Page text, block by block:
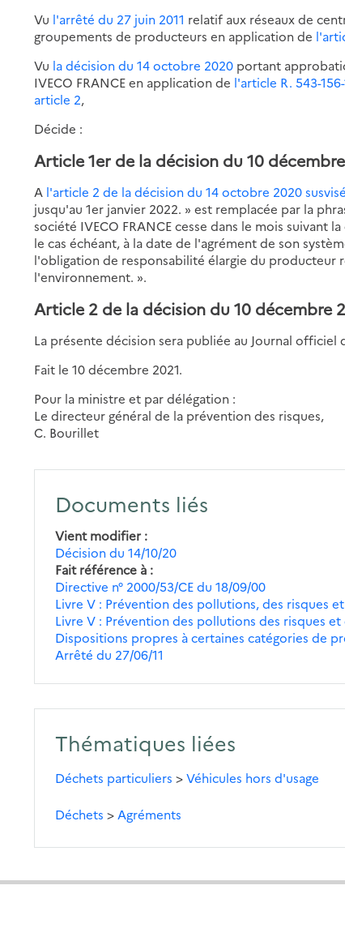
Vu l'arrêté du 27 juin 2011 relatif aux réseaux de
groupements de producteurs en application de
Vu la décision du 14 octobre 2020 portant
IVECO FRANCE en application de l'article R. 543-
article 2,
Décide :
Article 1er de la décision du 10
A l'article 2 de la décision du 14 octobre 2020
jusqu'au 1er janvier 2022. » est remplacée par la
société IVECO FRANCE cesse dans le mois suivant
le cas échéant, à la date de l'agrément de son
l'obligation de responsabilité élargie du producteur
l'environnement. ».
Article 2 de la décision du 10 décembre
La présente décision sera publiée au Journal officiel
Fait le 10 décembre 2021.
Pour la ministre et par délégation :
Le directeur général de la prévention des risques,
C. Bourillet
Documents liés
Vient modifier
Décision du 14/10/20
Fait référence à
Directive n° 2000/53/CE du 18/09/00
Livre V : Prévention des pollutions, des risques
Livre V : Prévention des pollutions des risques
Dispositions propres à certaines catégories de
Arrêté du 27/06/11
Thématiques liées
Déchets particuliers >Véhicules hors d'usage
Déchets > Agréments